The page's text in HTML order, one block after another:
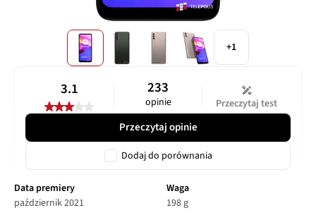
+1
3.1 233
opinie Przeczytaj test
Przeczytaj opinie
Dodaj do porównania
Data premiery
październik 2021
Waga
198 g